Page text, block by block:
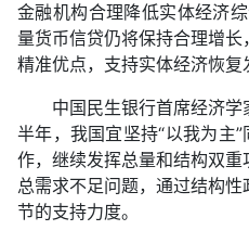
金融机构合理降低实体经济
量货币信贷仍将保持合理增
精准优点，支持实体经济恢复
中国民生银行首席经济
半年，我国宜坚持“以我为主
作，继续发挥总量和结构双
总需求不足问题，通过结构
节的支持力度。